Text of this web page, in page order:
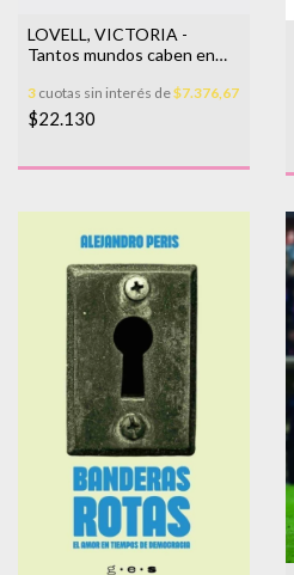
LOVELL, VICTORIA -
Tantos mundos caben en
3 cuotas sin interés de$7.376,67
$22.130